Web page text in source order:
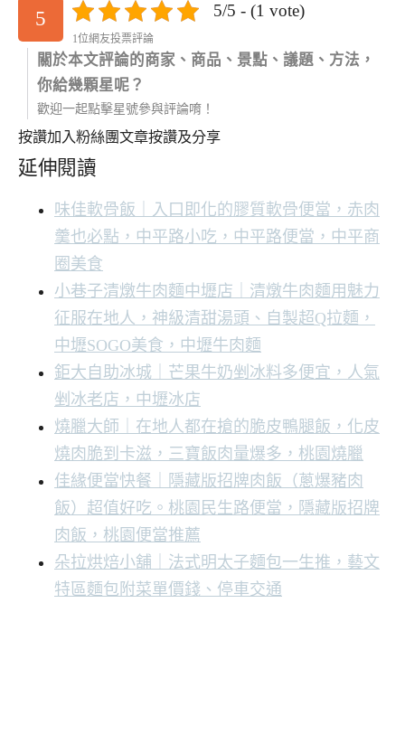
5 5/5 - (1 vote)
1位網友投票評論
關於本文評論的商家、商品、景點、議題、方法，
你給幾顆星呢？
歡迎一起點擊星號參與評論唷！
按讚加入粉絲團文章按讚及分享
延伸閱讀
味佳軟骨飯｜入口即化的膠質軟骨便當，赤肉
羹也必點，中平路小吃，中平路便當，中平商
圈美食
小巷子清燉牛肉麵中壢店｜清燉牛肉麵用魅力
征服在地人，神級清甜湯頭、自製超Q拉麵，
中壢SOGO美食，中壢牛肉麵
鉅大自助冰城｜芒果牛奶剉冰料多便宜，人氣
剉冰老店，中壢冰店
燒臘大師｜在地人都在搶的脆皮鴨腿飯，化皮
燒肉脆到卡滋，三寶飯肉量爆多，桃園燒臘
佳緣便當快餐｜隱藏版招牌肉飯（蔥爆豬肉
飯）超值好吃。桃園民生路便當，隱藏版招牌
肉飯，桃園便當推薦
朵拉烘焙小舖｜法式明太子麵包一生推，藝文
特區麵包附菜單價錢、停車交通